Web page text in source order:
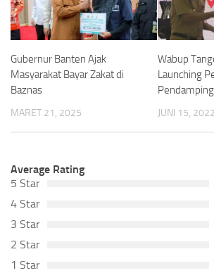
Gubernur Banten Ajak
Masyarakat Bayar Zakat di
Baznas
MARET 21, 2025
Wabup
Launching
JUNI 15, 2022
Average Rating
5 Star
4 Star
3 Star
2 Star
1 Star